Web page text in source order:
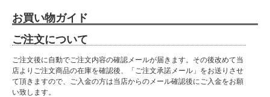
お買い物ガイド
ご注文について
ご注文後に自動でご注文内容の確認メールが届きます。その後改めて当
店よりご注文商品の在庫を確認後、「ご注文承諾メール」をお送りさせ
て頂きますので、ご入金の方は当店からのメール確認後にご入金をお願
い致します。